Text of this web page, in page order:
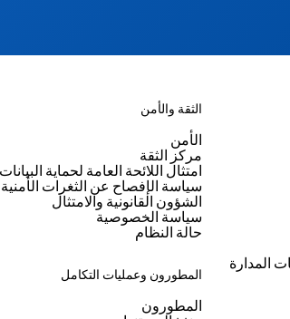
الثقة والأمن
الأمن
مركز الثقة
امتثال اللائحة العامة لحماية البيانات
سياسة الإفصاح عن الثغرات الأمنية
الشؤون القانونية والامتثال
سياسة الخصوصية
حالة النظام
المطورون وعمليات التكامل
المطورون